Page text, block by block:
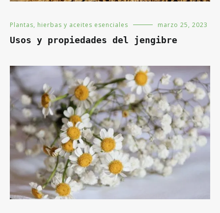
Plantas, hierbas y aceites esenciales marzo 25, 2023
Usos y propiedades del jengibre